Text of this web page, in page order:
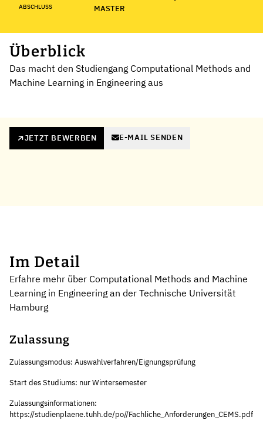
ABSCHLUSS MASTER
Überblick
Das macht den Studiengang Computational Methods and
Machine Learning in Engineering aus
JETZT BEWERBEN E-MAIL SENDEN
Im Detail
Erfahre mehr über Computational Methods and Machine
Learning in Engineering an der Technische Universität
Hamburg
Zulassung
Zulassungsmodus: Auswahlverfahren/Eignungsprüfung
Start des Studiums: nur Wintersemester
Zulassungsinformationen:
https://studienplaene.tuhh.de/po//Fachliche_Anforderungen_CEMS.pdf